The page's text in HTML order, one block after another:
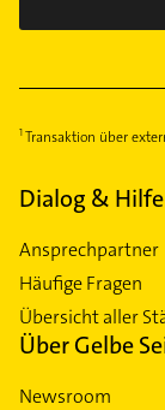
Transaktion über
Dialog & Hilfe
Ansprechpartner
Häufige Fragen
Übersicht aller
Über Gelbe
Newsroom